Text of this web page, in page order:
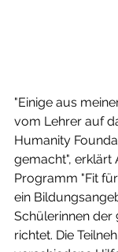
"Einige aus
vom Lehrer auf
Humanity
gemacht", erklärt
Programm "Fit
ein
Schülerinnen der
richtet. Die